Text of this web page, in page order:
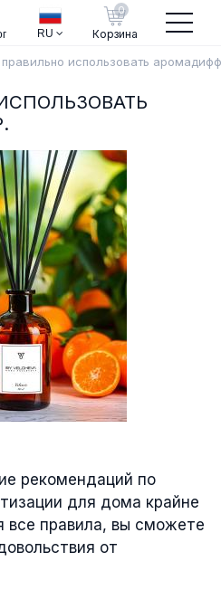
RU
0
Корзина
правильно использовать
рекомендаций по
для дома крайне
все правила, вы сможете
от